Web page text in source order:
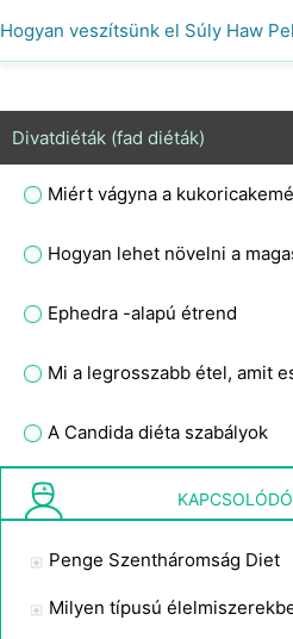
Hogyan veszítsünk el Súly Haw
Divatdiéták (fad diéták)
Miért vágyna a
Hogyan lehet növelni a
Ephedra -alapú étrend
Mi a legrosszabb étel, amit
A Candida diéta szabályok
Örökre fel kell hagynia a
Penge Szentháromság Diet
Milyen típusú